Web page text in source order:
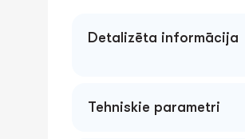
Detalizēta informācija
Tehniskie parametri